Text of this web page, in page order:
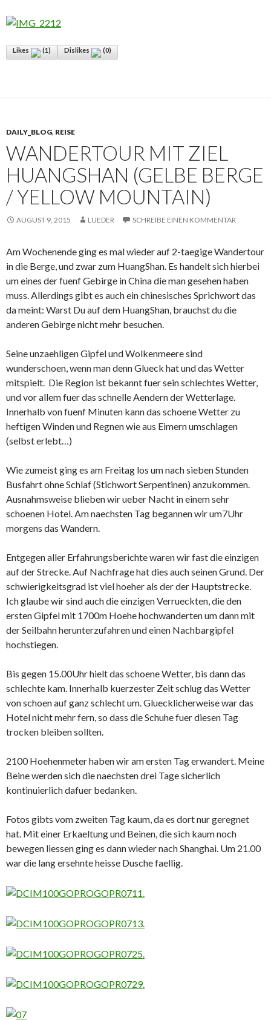
Likes (1) Dislikes (0)
DAILY_BLOG, REISE
WANDERTOUR MIT ZIEL
HUANGSHAN (GELBE BERGE
/ YELLOW MOUNTAIN)
AUGUST 9, 2015 LUEDER SCHREIBE EINEN KOMMENTAR
Am Wochenende ging es mal wieder auf 2-taegige Wandertour
in die Berge, und zwar zum HuangShan. Es handelt sich hierbei
um eines der fuenf Gebirge in China die man gesehen haben
muss. Allerdings gibt es auch ein chinesisches Sprichwort das
da meint: Warst Du auf dem HuangShan, brauchst du die
anderen Gebirge nicht mehr besuchen.
Seine unzaehligen Gipfel und Wolkenmeere sind
wunderschoen, wenn man denn Glueck hat und das Wetter
mitspielt. Die Region ist bekannt fuer sein schlechtes Wetter,
und vor allem fuer das schnelle Aendern der Wetterlage.
Innerhalb von fuenf Minuten kann das schoene Wetter zu
heftigen Winden und Regnen wie aus Eimern umschlagen
(selbst erlebt…)
Wie zumeist ging es am Freitag los um nach sieben Stunden
Busfahrt ohne Schlaf (Stichwort Serpentinen) anzukommen.
Ausnahmsweise blieben wir ueber Nacht in einem sehr
schoenen Hotel. Am naechsten Tag begannen wir um7Uhr
morgens das Wandern.
Entgegen aller Erfahrungsberichte waren wir fast die einzigen
auf der Strecke. Auf Nachfrage hat dies auch seinen Grund. Der
schwierigkeitsgrad ist viel hoeher als der der Hauptstrecke.
Ich glaube wir sind auch die einzigen Verrueckten, die den
ersten Gipfel mit 1700m Hoehe hochwanderten um dann mit
der Seilbahn herunterzufahren und einen Nachbargipfel
hochstiegen.
Bis gegen 15.00Uhr hielt das schoene Wetter, bis dann das
schlechte kam. Innerhalb kuerzester Zeit schlug das Wetter
von schoen auf ganz schlecht um. Gluecklicherweise war das
Hotel nicht mehr fern, so dass die Schuhe fuer diesen Tag
trocken bleiben sollten.
2100 Hoehenmeter haben wir am ersten Tag erwandert. Meine
Beine werden sich die naechsten drei Tage sicherlich
kontinuierlich dafuer bedanken.
Fotos gibts vom zweiten Tag kaum, da es dort nur geregnet
hat. Mit einer Erkaeltung und Beinen, die sich kaum noch
bewegen liessen ging es dann wieder nach Shanghai. Um 21.00
war die lang ersehnte heisse Dusche faellig.